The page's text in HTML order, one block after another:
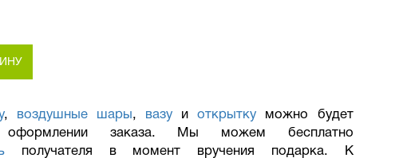
, воздушные шары, вазу иоткрытку можно будет
заказа. Мы можем бесплатно
получателя в момент вручения подарка. К